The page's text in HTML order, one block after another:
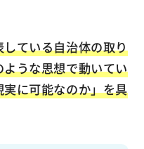
ている自治体の取り
うな思想で動いてい
に可能なのか」を具